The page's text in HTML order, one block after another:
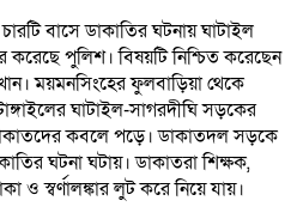
বাসে ডাকাতির ঘটনায় ঘাটাইল
করেছে পুলিশ। বিষয়টি নিশ্চিত করেছেন
ময়মনসিংহের ফুলবাড়িয়া থেকে
ঘাটাইল-সাগরদীঘি সড়কের
কবলে পড়ে। ডাকাতদল সড়কে
ঘটনা ঘটায়। ডাকাতরা শিক্ষক,
ও স্বর্ণালঙ্কার লুট করে নিয়ে যায়।